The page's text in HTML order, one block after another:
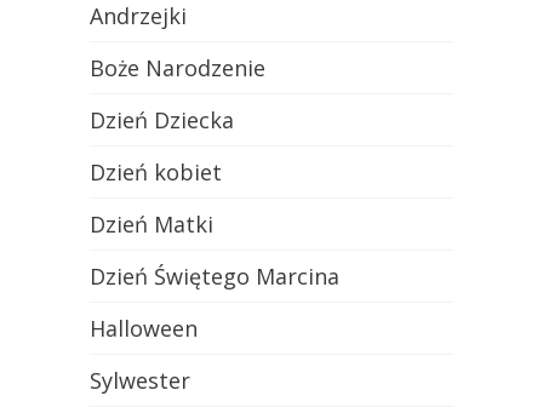
Andrzejki
Boże Narodzenie
Dzień Dziecka
Dzień kobiet
Dzień Matki
Dzień Świętego Marcina
Halloween
Sylwester